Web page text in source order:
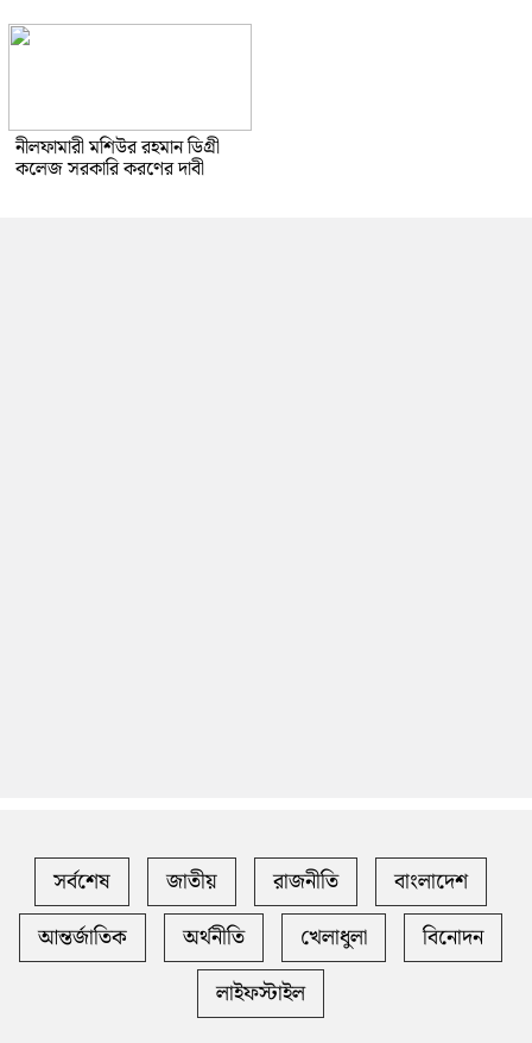
নীলফামারী মশিউর রহমান ডিগ্রী
কলেজ সরকারি করণের দাবী
সর্বশেষ জাতীয় রাজনীতি
বাংলাদেশ
আন্তর্জাতিক
অর্থনীতি খেলাধুলা
বিনোদন
লাইফস্টাইল